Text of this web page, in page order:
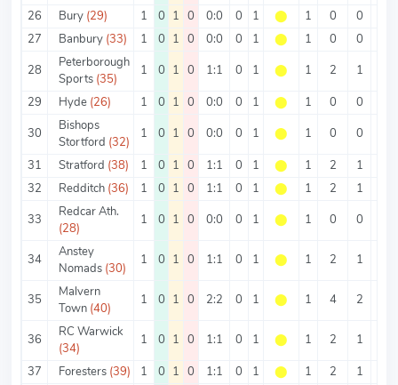
26
Bury (29) 1 0 1 0 0:0 0 1 ⬤ 1 0 0
27
Banbury (33) 1 0 1 0 0:0 0 1 ⬤ 1 0 0
28
Peterborough
Sports (35)
1 0 1 0 1:1 0 1 ⬤ 1 2 1
29
Hyde (26) 1 0 1 0 0:0 0 1 ⬤ 1 0 0
30
Bishops
Stortford (32)
1 0 1 0 0:0 0 1 ⬤ 1 0 0
31
Stratford (38) 1 0 1 0 1:1 0 1 ⬤ 1 2 1
32
Redditch (36) 1 0 1 0 1:1 0 1 ⬤ 1 2 1
33
Redcar Ath.
(28)
1 0 1 0 0:0 0 1 ⬤ 1 0 0
34
Anstey
Nomads (30)
1 0 1 0 1:1 0 1 ⬤ 1 2 1
35
Malvern
Town (40)
1 0 1 0 2:2 0 1 ⬤ 1 4 2
36
RC Warwick
(34)
1 0 1 0 1:1 0 1 ⬤ 1 2 1
37
Foresters (39) 1 0 1 0 1:1 0 1 ⬤ 1 2 1